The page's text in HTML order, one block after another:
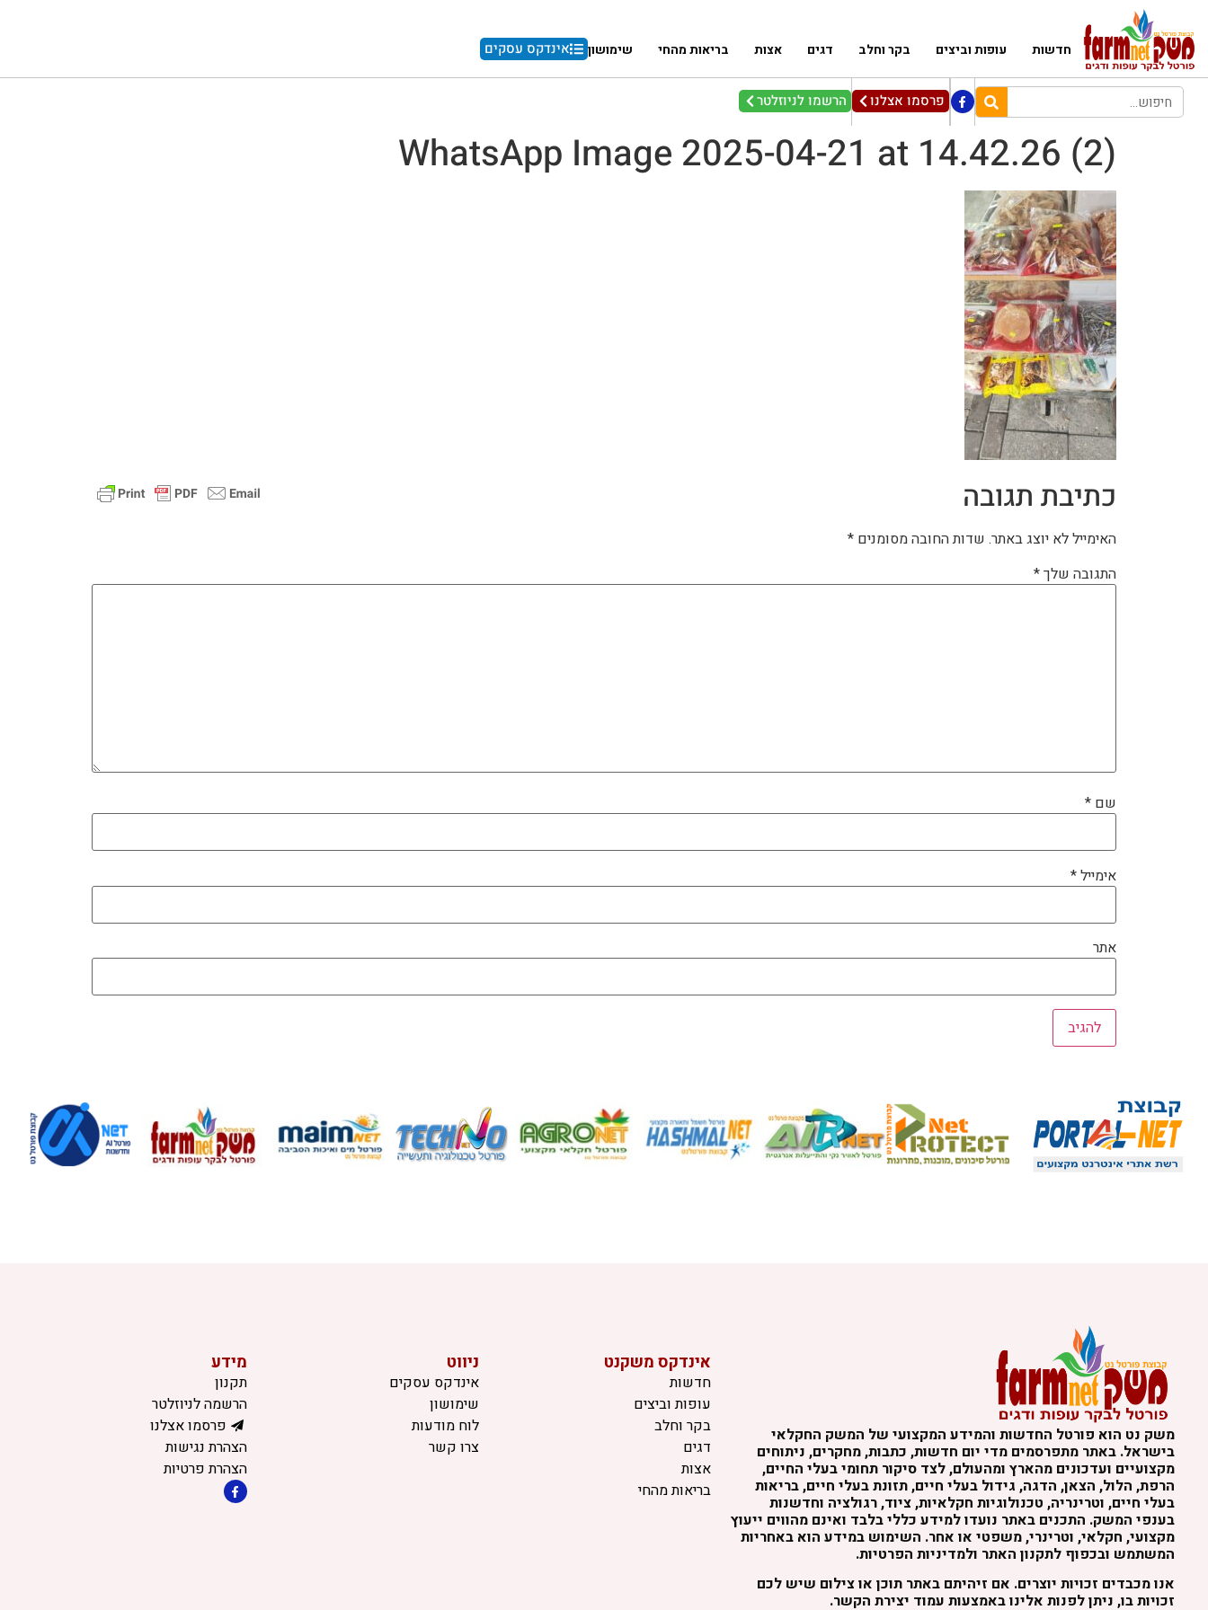
חדשות עופות וביצים בקר וחלב דגים אצות בריאות מהחי שימושון אינדקס עסקים
פרסמו אצלנו הרשמו לניוזלטר
WhatsApp Image 2025-04-21 at 14.42.26 (2)
כתיבת תגובה
האימייל לא יוצג באתר. שדות החובה מסומנים *
התגובה שלך*
שם *
אימייל*
אתר
משק נט הוא פורטל החדשות והמידע המקצועי של המשק החקלאי
בישראל. באתר מתפרסמים מדי יום חדשות, כתבות, מחקרים, ניתוחים
מקצועיים ועדכונים מהארץ ומהעולם, לצד סיקור תחומי בעלי החיים,
הרפת, הלול, הצאן, הדגה, גידול בעלי חיים, תזונת בעלי חיים, בריאות
בעלי חיים, וטרינריה, טכנולוגיות חקלאיות, ציוד, רגולציה וחדשנות
בענפי המשק. התכנים באתר נועדו למידע כללי בלבד ואינם מהווים ייעוץ
מקצועי, חקלאי, וטרינרי, משפטי או אחר. השימוש במידע הוא באחריות
המשתמש ובכפוף לתקנון האתר ולמדיניות הפרטיות.
אנו מכבדים זכויות יוצרים. אם זיהיתם באתר תוכן או צילום שיש לכם
זכויות בו, ניתן לפנות אלינו באמצעות עמוד יצירת הקשר.
אינדקס משקנט
חדשות
עופות וביצים
בקר וחלב
דגים
אצות
בריאות מהחי
ניווט
אינדקס עסקים
שימושון
לוח מודעות
צרו קשר
מידע
תקנון
הרשמה לניוזלטר
פרסמו אצלנו
הצהרת נגישות
הצהרת פרטיות